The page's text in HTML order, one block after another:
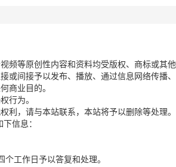
频等原创性内容和资料均受版权、商标或其他
或间接予以发布、播放、通过信息网络传播、
商业目的。
行为。
利，请与本站联系，本站将予以删除等处理。
信息：
工作日予以答复和处理。